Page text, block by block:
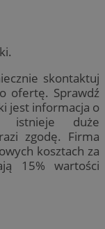
skontaktuj
ofertę. Sprawdź
jest informacja o
istnieje duże
zgodę. Firma
kosztach za
15% wartości